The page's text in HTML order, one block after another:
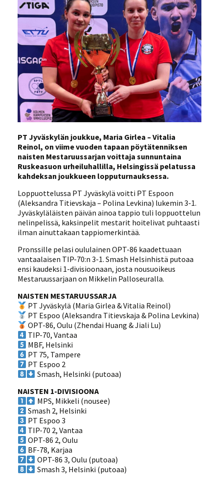
PT Jyväskylän joukkue, Maria Girlea – Vitalia
Reinol, on viime vuoden tapaan pöytätenniksen
naisten Mestaruussarjan voittaja sunnuntaina
Ruskeasuon urheiluhallilla, Helsingissä pelatussa
kahdeksan joukkueen lopputurnauksessa.
Loppuottelussa PT Jyväskylä voitti PT Espoon
(Aleksandra Titievskaja – Polina Levkina) lukemin 3-1.
Jyväskyläläisten päivän ainoa tappio tuli loppuottelun
nelinpelissä, kaksinpelit mestarit hoitelivat puhtaasti
ilman ainuttakaan tappiomerkintää.
Pronssille pelasi oululainen OPT-86 kaadettuaan
vantaalaisen TIP-70:n 3-1. Smash Helsinhistä putoaa
ensi kaudeksi 1-divisioonaan, josta nousuoikeus
Mestaruussarjaan on Mikkelin Palloseuralla.
NAISTEN MESTARUUSSARJA
PT Jyväskylä (Maria Girlea & Vitalia Reinol)
PT Espoo (Aleksandra Titievskaja & Polina Levkina)
OPT-86, Oulu (Zhendai Huang & Jiali Lu)
TIP-70, Vantaa
MBF, Helsinki
PT 75, Tampere
PT Espoo 2
Smash, Helsinki (putoaa)
NAISTEN 1-DIVISIOONA
MPS, Mikkeli (nousee)
Smash 2, Helsinki
PT Espoo 3
TIP-70 2, Vantaa
OPT-86 2, Oulu
BF-78, Karjaa
OPT-86 3, Oulu (putoaa)
Smash 3, Helsinki (putoaa)